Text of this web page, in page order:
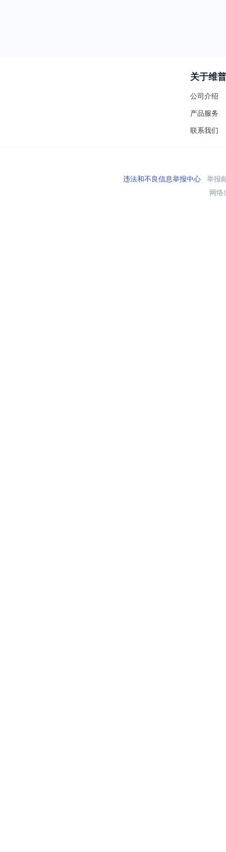
关于维普
公司介绍
产品服务
联系我们
违法和不良信息举报中心举报
网